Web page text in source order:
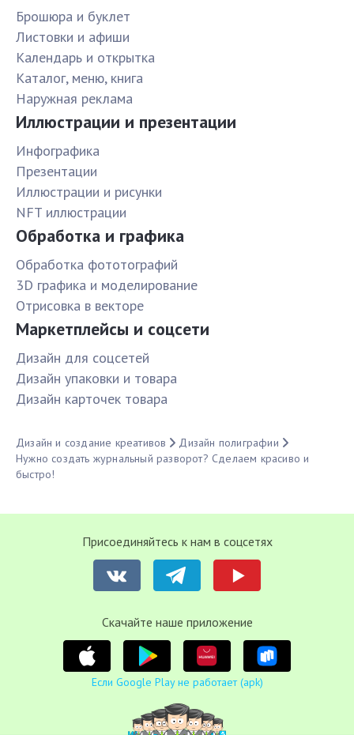
Брошюра и буклет
Листовки и афиши
Календарь и открытка
Каталог, меню, книга
Наружная реклама
Иллюстрации и презентации
Инфографика
Презентации
Иллюстрации и рисунки
NFT иллюстрации
Обработка и графика
Обработка фототографий
3D графика и моделирование
Отрисовка в векторе
Маркетплейсы и соцсети
Дизайн для соцсетей
Дизайн упаковки и товара
Дизайн карточек товара
Дизайн и создание креативов
Дизайн полиграфии
Нужно создать журнальный разворот? Сделаем красиво и
быстро!
Присоединяйтесь к нам в соцсетях
Cкачайте наше приложение
Если Google Play не работает (apk)